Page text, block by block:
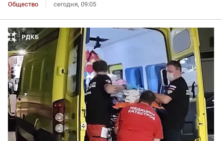
Общество сегодня, 09:05